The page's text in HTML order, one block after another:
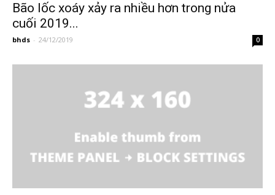
Bão lốc xoáy xảy ra nhiều hơn trong nửa
cuối 2019...
bhds - 24/12/2019 0